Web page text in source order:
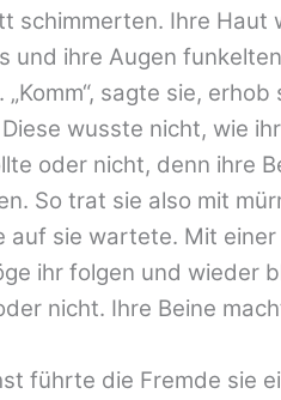
schimmerten. Ihre Haut
und ihre Augen
„Komm“, sagte sie,
wusste nicht, wie
oder nicht, denn ihre
So trat sie also mit
auf sie wartete. Mit
ihr folgen und wieder
nicht. Ihre Beine
führte die Fremde sie